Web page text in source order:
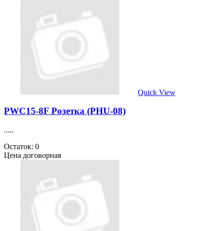
Quick View
PWC15-8F Розетка (PHU-08)
.....
Остаток: 0
Цена договорная